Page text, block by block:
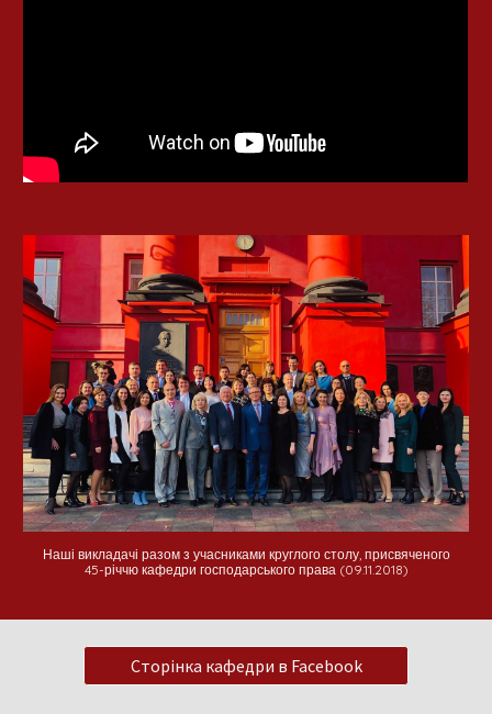
Наші викладачі разом з учасниками круглого столу, присвяченого
45-річчю кафедри господарського права (09.11.2018)
Сторінка кафедри в Facebook